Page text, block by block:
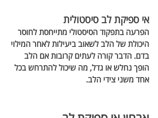
אי ספיקת לב סיסטולית
הפרעה בתפקוד הסיסטולי מתייחסת לחוסר
היכולת של הלב לשאוב ביעילות לאחר המילוי
בדם. הדבר קורה לעתים קרובות אם הלב
הופך נחלש או גדל, מה שיכול להתרחש בכל
אחד משני צידי הלב.